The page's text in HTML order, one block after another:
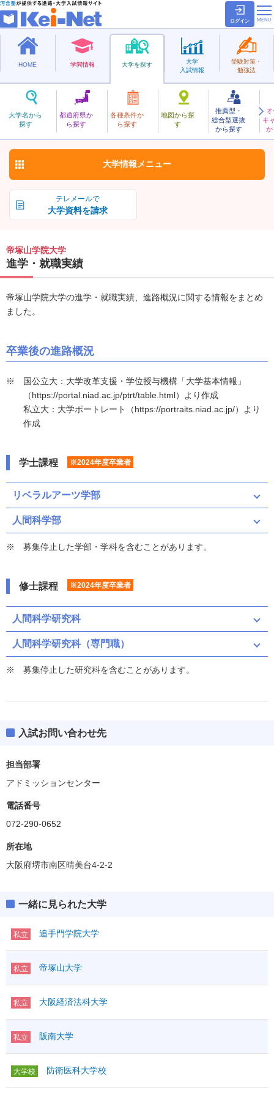
ログイン
HOME 学問情報 大学を探す
大学名から
探す
都道府県か
ら探す
各種条件か
ら探す
地図から探
す
推薦型・
総合型選抜
から探す
キ
か
大学
入試情報
受験対策・
勉強法
私立
てづかやまがくいん
帝塚山学院大学 お気に入り
テレメールで
大学資料を請求
大学情報 メニュー
帝塚山学院大学
進学・就職実績
帝塚山学院大学の進学・就職実績、進路概況に関する情報をまとめ
ました。
卒業後の進路概況
国公立大：大学改革支援・学位授与機構「大学基本情報」
（https://portal.niad.ac.jp/ptrt/table.html）より作成
私立大：大学ポートレート（https://portraits.niad.ac.jp/）より
作成
学士課程 ※2024年度卒業者
リベラルアーツ学部
人間科学部
募集停止した学部・学科を含むことがあります。
修士課程 ※2024年度卒業者
人間科学研究科
人間科学研究科（専門職）
募集停止した研究科を含むことがあります。
入試お問い合わせ先
担当部署
アドミッションセンター
電話番号
072-290-0652
所在地
大阪府堺市南区晴美台4-2-2
一緒に見られた大学
私立 追手門学院大学
私立 帝塚山大学
私立 大阪経済法科大学
私立 阪南大学
大学校 防衛医科大学校